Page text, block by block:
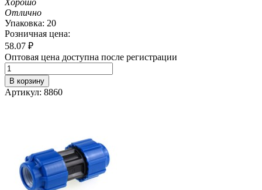
Отлично
Упаковка: 20
Розничная цена:
58.07 ₽
Оптовая цена доступна после регистрации
В корзину
Артикул: 8860